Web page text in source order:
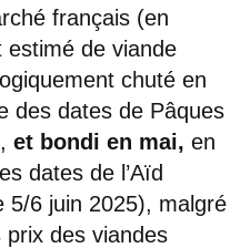
français (en
de viande
chuté en
des dates de Pâques
et bondi en mai, en
dates de l’Aïd
5/6 juin 2025), malgré
prix des viandes